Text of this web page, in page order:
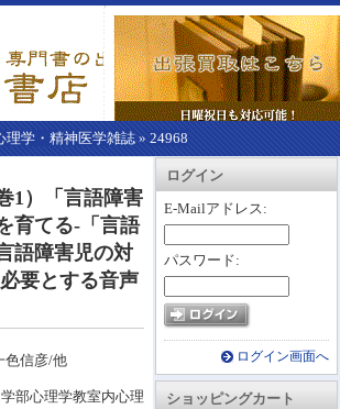
理学・精神医学雑誌 » 24968
カートを見る
ログイン
E-Mailアドレス:
パスワード:
ログイン画面へ
ショッピングカート
1）「言語障害
育てる-「言語
語障害児の対
要とする音声
色信彦/他
部心理学教室内心理